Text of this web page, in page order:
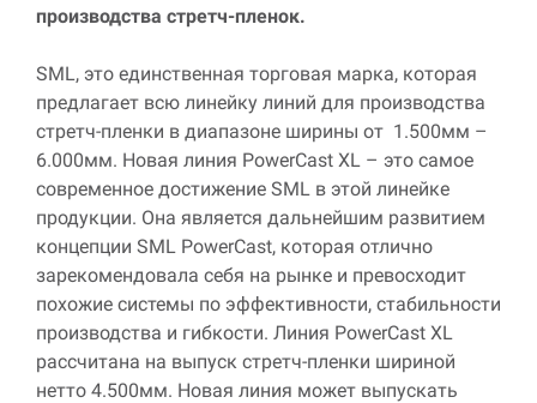
производства стретч-пленок.
SML, это единственная торговая марка, которая
предлагает всю линейку линий для производства
стретч-пленки в диапазоне ширины от 1.500мм –
6.000мм. Новая линия PowerCast XL – это самое
современное достижение SML в этой линейке
продукции. Она является дальнейшим развитием
концепции SML PowerCast, которая отлично
зарекомендовала себя на рынке и превосходит
похожие системы по эффективности, стабильности
производства и гибкости. Линия PowerCast XL
рассчитана на выпуск стретч-пленки шириной
нетто 4.500мм. Новая линия может выпускать